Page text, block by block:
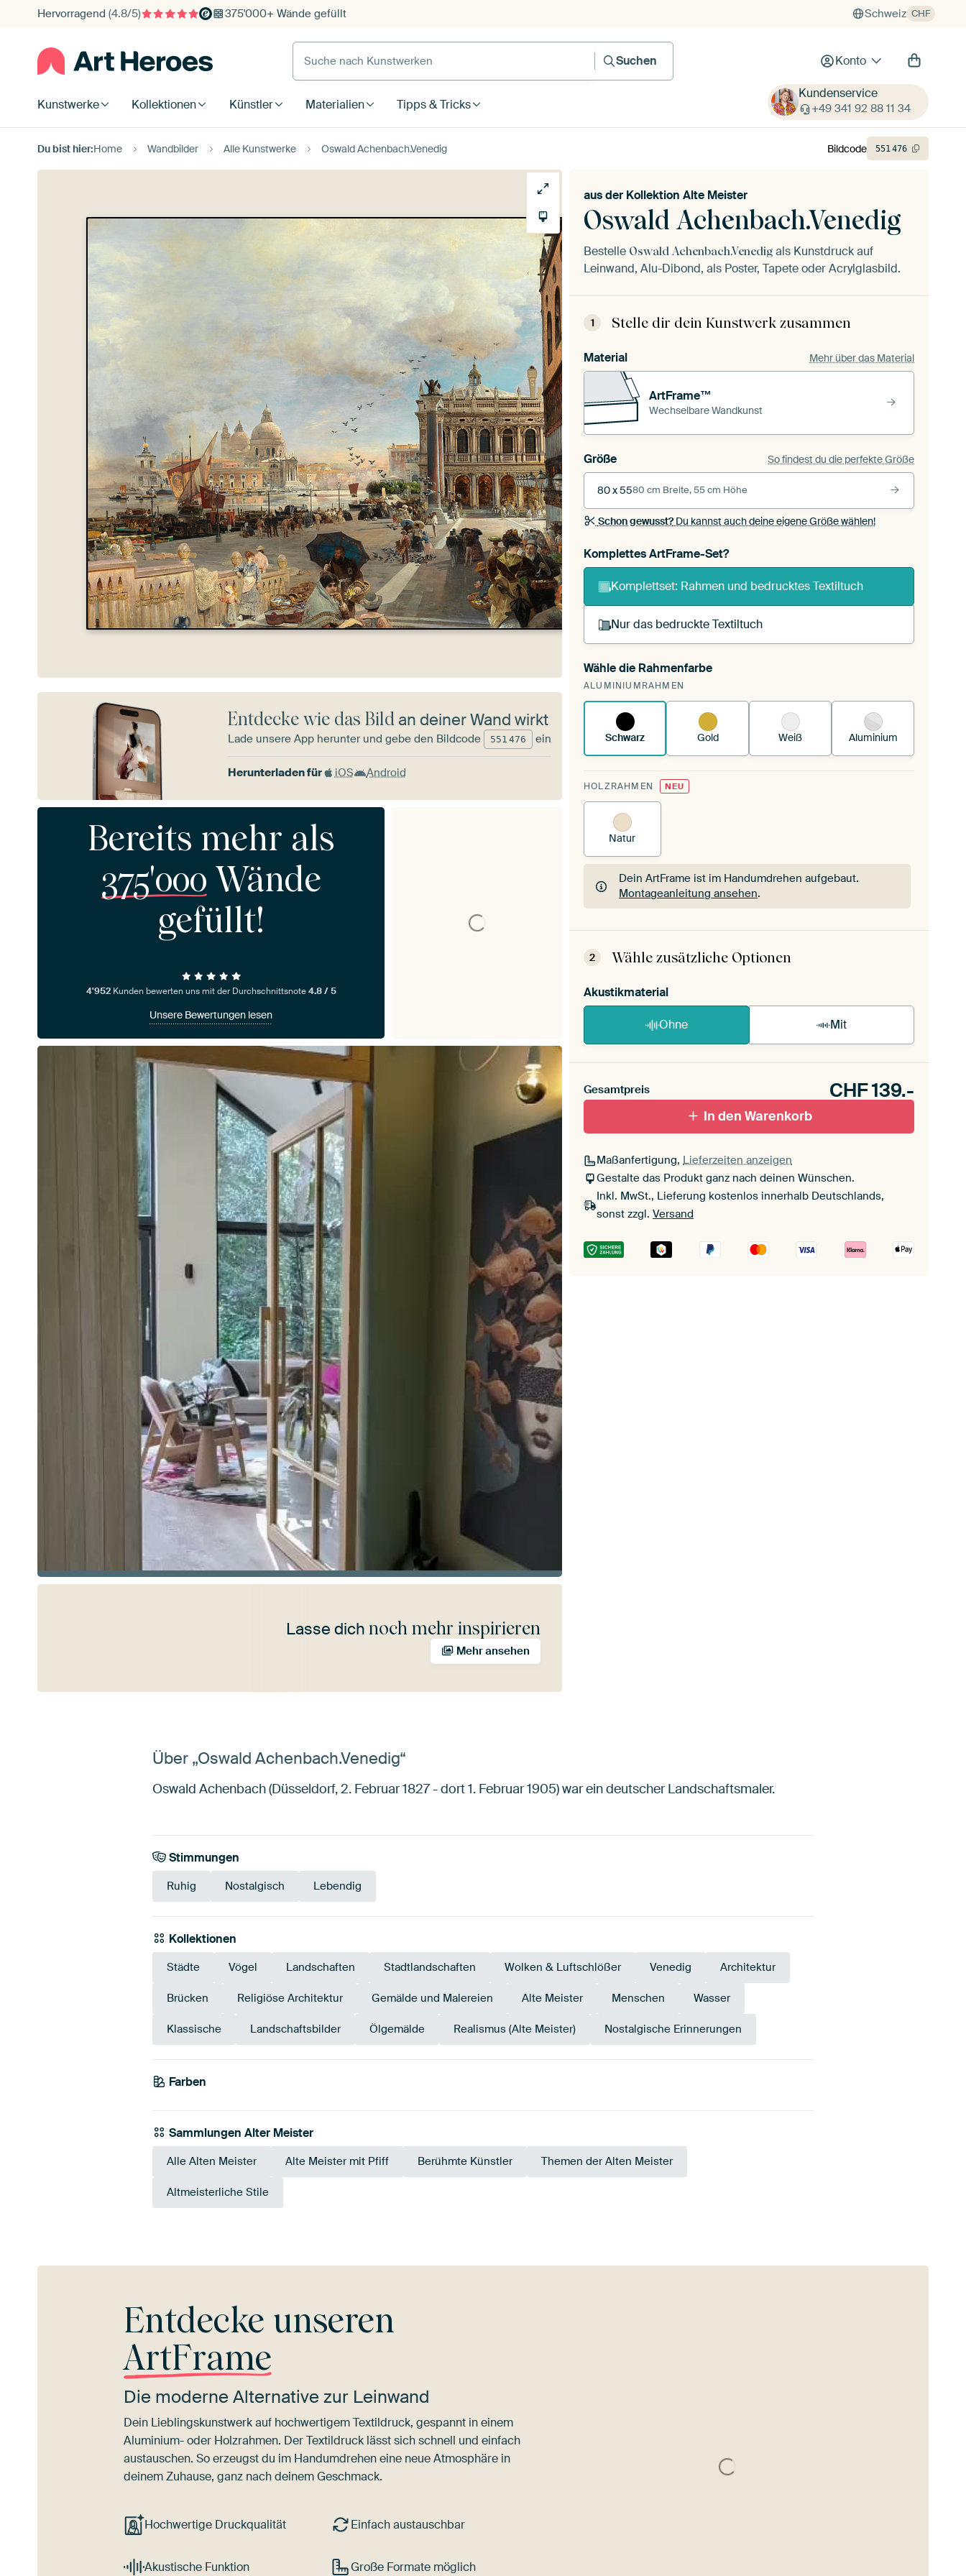
Hervorragend (4.8/5) 375'000+ Wände gefüllt Schweiz CHF
Suche nach Kunstwerken
Suchen
Konto
Kunstwerke Kollektionen Künstler Materialien Tipps & Tricks
Kundenservice
+49 341 92 88 11 34
Du bist hier:Home Wandbilder Alle Kunstwerke Oswald Achenbach.Venedig
Oswald Achenbach.Venedig
aus der Kollektion Alte Meister
Bestelle Oswald Achenbach.Venedig als Kunstdruck auf
Leinwand, Alu-Dibond, als Poster, Tapete oder Acrylglasbild.
1 Stelle dir dein Kunstwerk zusammen
Material Mehr über das Material
ArtFrame™
Wechselbare Wandkunst
Größe So findest du die perfekte Größe
80 x 5580 cm Breite, 55 cm Höhe
Schon gewusst?Du kannst auch deine eigene Größe wählen!
Komplettes ArtFrame-Set?
Komplettset: Rahmen und bedrucktes Textiltuch
Nur das bedruckte Textiltuch
Du spannst einen wechselbaren Textiltuch in deinen
vorhandenen ArtFrame™.
Wähle die Rahmenfarbe
ALUMINIUMRAHMEN
Schwarz Gold Weiß Aluminium
HOLZRAHMEN NEU
Natur
Dein ArtFrame ist im Handumdrehen aufgebaut.
Montageanleitung ansehen.
Dein ArtFrame ist im Handumdrehen aufgebaut.
2 Wähle zusätzliche Optionen
Akustikmaterial
Ohne Mit
Gesamtpreis CHF139.-
In den Warenkorb
Maßanfertigung, Lieferzeiten anzeigen
Gestalte das Produkt ganz nach deinen Wünschen.
Inkl. MwSt., Lieferung kostenlos innerhalb Deutschlands,
sonst zzgl. Versand
Bildcode 551476
Entdecke wie das Bildan deiner Wand wirkt
Lade unsere App herunter und gebe den Bildcode 551 476 ein
Herunterladen für iOS Android
Bereits mehr als
375'000 Wände
gefüllt!
4'952Kunden bewerten uns mit der Durchschnittsnote4.8 / 5
Unsere Bewertungen lesen
Lasse dich noch mehr inspirieren
Mehr ansehen
Über „Oswald Achenbach.Venedig“
Oswald Achenbach (Düsseldorf, 2. Februar 1827 - dort 1. Februar 1905) war ein deutscher Landschaftsmaler.
Stimmungen
Ruhig Nostalgisch Lebendig
Kollektionen
Städte Vögel Landschaften Stadtlandschaften Wolken & Luftschlößer Venedig Architektur
Brücken Religiöse Architektur Gemälde und Malereien Alte Meister Menschen Wasser
Klassische Landschaftsbilder Ölgemälde Realismus (Alte Meister) Nostalgische Erinnerungen
Farben
Beige
Sammlungen Alter Meister
Alle Alten Meister Alte Meister mit Pfiff Berühmte Künstler Themen der Alten Meister
Altmeisterliche Stile
Entdecke unseren
ArtFrame
Die moderne Alternative zur Leinwand
Dein Lieblingskunstwerk auf hochwertigem Textildruck, gespannt in einem
Aluminium- oder Holzrahmen. Der Textildruck lässt sich schnell und einfach
austauschen. So erzeugst du im Handumdrehen eine neue Atmosphäre in
deinem Zuhause, ganz nach deinem Geschmack.
Hochwertige Druckqualität Einfach austauschbar
Akustische Funktion Große Formate möglich